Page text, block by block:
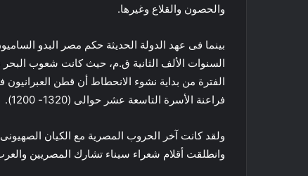
والحصون والقلاع وغيرها.
بينما فى عهد الدولة الحديثة حكم مصر البدو
السنوات الألف الثانية ق.م، حيث كانت شعوب
الفترة من بداية نشوء الانحطاط أن قطن
فراعنة الأسرة التاسعة عشر حوالى (1320- 1200).
وانطلقت أقلام شعراء سيناء تشارك المصريين